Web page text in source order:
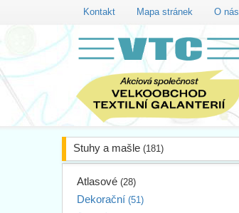
Kontakt Mapa stránek O nás
Stuhy a mašle (181)
Atlasové (28)
Dekorační (51)